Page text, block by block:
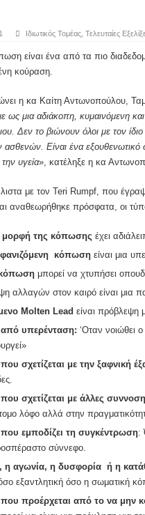
Ιδιωτικός Τομέας, Τελευταίες
είναι ένα από τα πιο
κούραση.
η κα Καίτη Αντωνοπούλου,
ως μια αδιάκοπη, κυμαινόμενη
Δεν το βιώνουν όλοι με τον
ασθενών. Είναι ένα
την υγεία», κατέληξε η κα
με τον Teri Rumpf, που
αναθεωρήθηκε πρόσφατα, οι
μορφή της κόπωσης έχει
κόπωση είναι μια
μπορεί να χτυπήσει
αλλαγών στον καιρό είναι μια
Molten Lead είναι πρόβλεψη
υπερένταση: ‘Οταν νοιώθει
σχετίζεται με την ξαφνική
σχετίζεται με άλλες
λόφο αλλά στην
εμποδίζει τη συγκέντρωση:
σύννεφο.
η αγωνία, η δυσφορία ή η
εξαντλητική όσο η σωματική
προέρχεται από το να μην